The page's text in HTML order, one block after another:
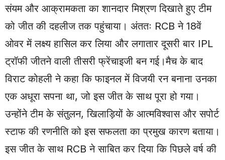
संयम और आक्रामकता का शानदार मिश्रण दिखाते हुए टीम
को जीत की दहलीज तक पहुंचाया। अंततः RCB ने 18वें
ओवर में लक्ष्य हासिल कर लिया और लगातार दूसरी बार IPL
ट्रॉफी जीतने वाली तीसरी फ्रेंचाइजी बन गई।मैच के बाद
विराट कोहली ने कहा कि फाइनल में विजयी रन बनाना उनका
एक अधूरा सपना था, जो इस जीत के साथ पूरा हो गया।
उन्होंने टीम के संतुलन, खिलाड़ियों के आत्मविश्वास और सपोर्ट
स्टाफ की रणनीति को इस सफलता का प्रमुख कारण बताया।
इस जीत के साथ RCB ने साबित कर दिया कि पिछले वर्ष की